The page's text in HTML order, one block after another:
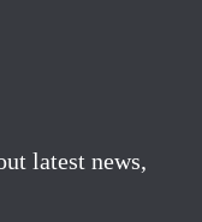
latest news,